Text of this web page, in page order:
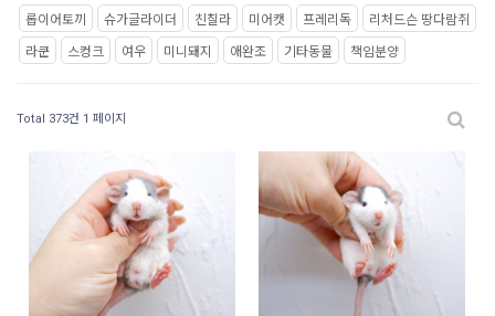
롭이어토끼 슈가글라이더 친칠라 미어캣 프레리독 리처드슨 땅다람쥐
라쿤 스컹크 여우 미니돼지 애완조 기타동물 책임분양
Total 373건 1 페이지